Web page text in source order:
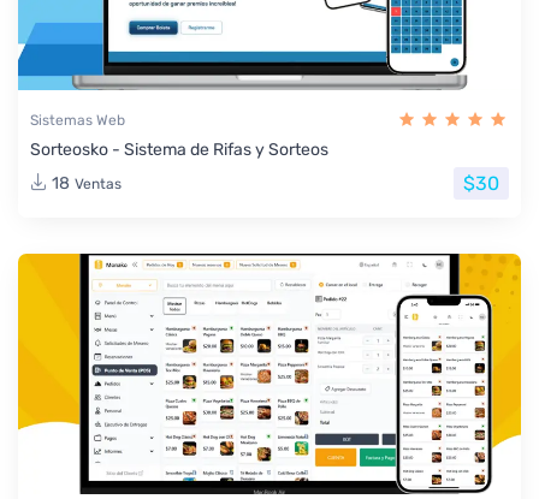
Sistemas Web
Sorteosko - Sistema de Rifas y Sorteos
18 Ventas $30